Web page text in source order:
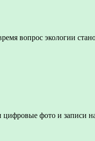
вопрос экологии
фото и записи